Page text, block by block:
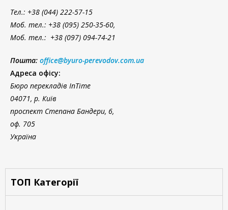
Тел.: +38 (044) 222-57-15
Моб. тел.: +38 (095) 250-35-60,
Моб. тел.: +38 (097) 094-74-21
Пошта: office@byuro-perevodov.com.ua
Адреса офісу:
Бюро перекладів InTime
04071, р. Київ
проспект Степана Бандери, 6,
оф. 705
Україна
ТОП Категорії